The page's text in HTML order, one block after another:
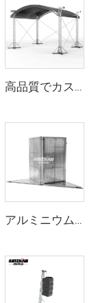
高品質でカスタマイズ可能なアルミニウム製DJ照明トラス水栓トラス、ポータブルアルミニウム合金トラスディスプレイ
アルミニウム製バリヤーコーナー